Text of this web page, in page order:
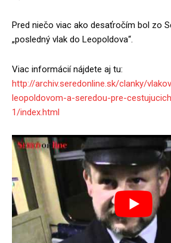
Pred niečo viac ako desaťročím bol zo
„posledný vlak do Leopoldova“.
Viac informácií nájdete aj tu:
http://archiv.seredonline.sk/clanky/
leopoldovom-a-seredou-pre-
1/index.html